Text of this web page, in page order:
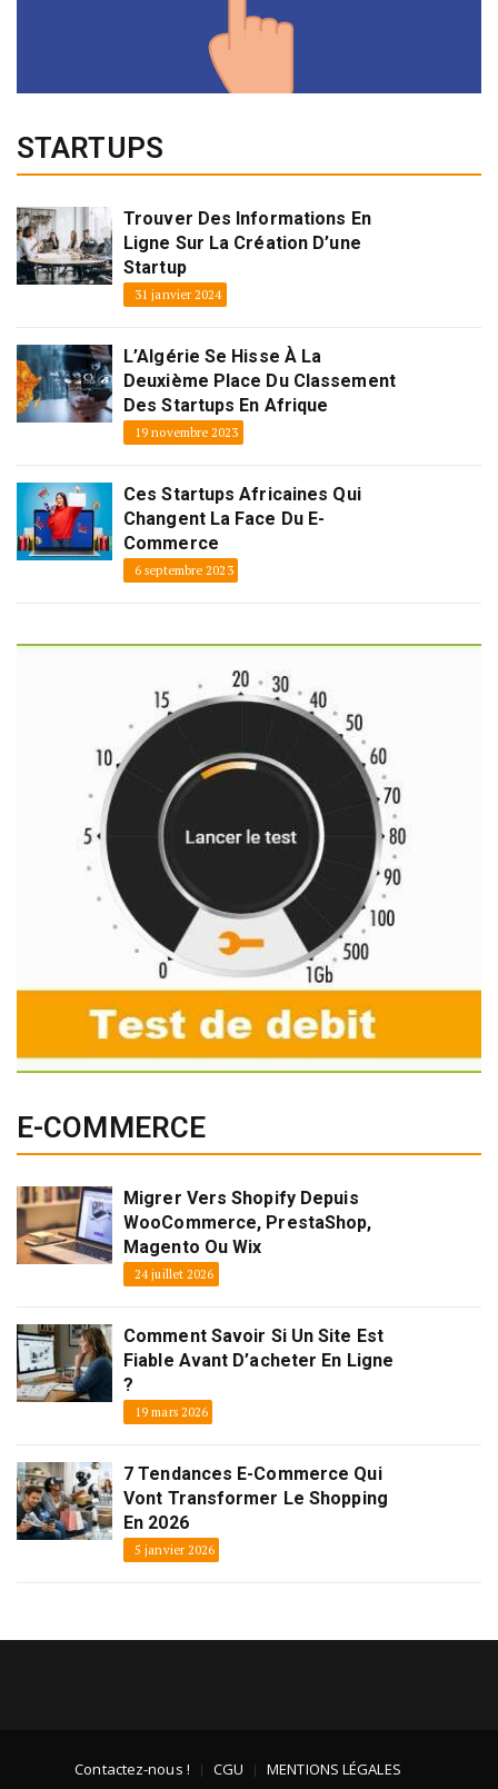
STARTUPS
Trouver Des Informations En
Ligne Sur La Création D’une
Startup
31 janvier 2024
L’Algérie Se Hisse À La
Deuxième Place Du Classement
Des Startups En Afrique
19 novembre 2023
Ces Startups Africaines Qui
Changent La Face Du E-
Commerce
6 septembre 2023
E-COMMERCE
Migrer Vers Shopify Depuis
WooCommerce, PrestaShop,
Magento Ou Wix
24 juillet 2026
Comment Savoir Si Un Site Est
Fiable Avant D’acheter En Ligne
?
19 mars 2026
7 Tendances E-Commerce Qui
Vont Transformer Le Shopping
En 2026
5 janvier 2026
Contactez-nous ! CGU MENTIONS LÉGALES